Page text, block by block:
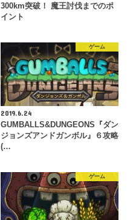
300km突破！ 魔王討伐までのポ
イント
ゲーム
2019.6.24
GUMBALLS&DUNGEONS『ダン
ジョンズアンドガンボル』６攻略
(…
ゲーム